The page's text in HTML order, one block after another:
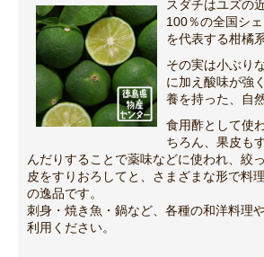
スダチはユズの
100％の全国シ
を代表する柑橘
その実は小ぶり
に加え酸味が強
養を持った、自
食用酢として使
ちろん、果皮も
んだりすることで薬味などに使われ、絞
皮をすりおろしてと、さまざまな形で料
の逸品です。
刺身・焼き魚・鍋など、各種の和洋料理
利用ください。